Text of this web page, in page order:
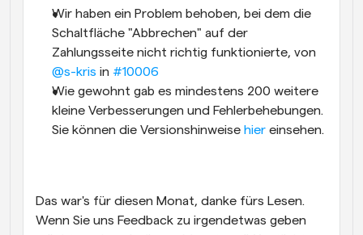
Wir haben ein Problem behoben, bei dem die
Schaltfläche "Abbrechen" auf der
@s-kris in #10006
Wie gewohnt gab es mindestens 200 weitere
kleine Verbesserungen und Fehlerbehebungen.
Sie können die Versionshinweise hier einsehen.
Das war's für diesen Monat, danke fürs Lesen.
Wenn Sie uns Feedback zu irgendetwas geben